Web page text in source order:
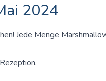
2024
Jede Menge